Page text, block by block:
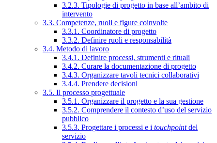
3.2.3. Tipologie di progetto in base all’ambito di
intervento
3.3. Competenze, ruoli e figure coinvolte
3.3.1. Coordinatore di progetto
3.3.2. Definire ruoli e responsabilità
3.4. Metodo di lavoro
3.4.1. Definire processi, strumenti e rituali
3.4.2. Curare la documentazione di progetto
3.4.3. Organizzare tavoli tecnici collaborativi
3.4.4. Prendere decisioni
3.5. Il processo progettuale
3.5.1. Organizzare il progetto e la sua gestione
3.5.2. Comprendere il contesto d’uso del servizio
pubblico
3.5.3. Progettare i processi e i touchpointdel
servizio